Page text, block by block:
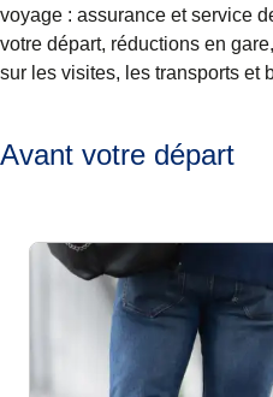
voyage : assurance et service
votre départ, réductions en
sur les visites, les transports et
Avant votre départ